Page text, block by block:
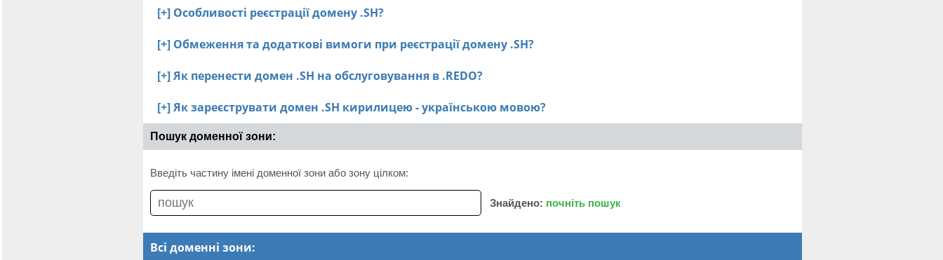
[+] Особливості реєстрації домену .SH?
[+] Обмеження та додаткові вимоги при реєстрації домену .SH?
[+] Як перенести домен .SH на обслуговування в .REDO?
[+] Як зареєструвати домен .SH кирилицею - українською мовою?
Пошук доменної зони:
Введіть частину імені доменної зони або зону цілком:
Знайдено: почніть пошук
Всі доменні зони: